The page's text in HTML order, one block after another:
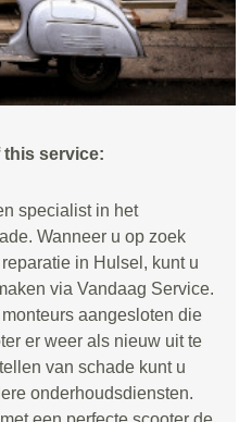
this service:
specialist in het
Wanneer u op zoek
in Hulsel, kunt u
via Vandaag Service.
aangesloten die
er weer als nieuw uit te
van schade kunt u
onderhoudsdiensten.